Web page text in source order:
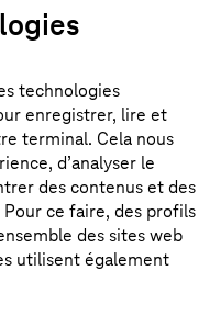
les coûts et
long du cycle de
et le respect des
leDigital Product
ont besoin de
Sans
structurée du
et les
Un jumeau
améliore la
des
technologies
enregistrer, lire et
terminal. Cela nous
d’analyser le
des contenus et des
ce faire, des profils
des sites web
utilisent également